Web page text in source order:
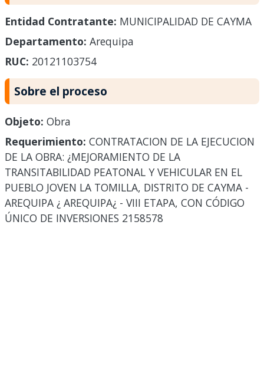
Entidad Contratante: MUNICIPALIDAD DE CAYMA
Departamento: Arequipa
RUC: 20121103754
Sobre el proceso
Objeto: Obra
Requerimiento: CONTRATACION DE LA EJECUCION
DE LA OBRA: ¿MEJORAMIENTO DE LA
TRANSITABILIDAD PEATONAL Y VEHICULAR EN EL
PUEBLO JOVEN LA TOMILLA, DISTRITO DE CAYMA -
AREQUIPA ¿ AREQUIPA¿ - VIII ETAPA, CON CÓDIGO
ÚNICO DE INVERSIONES 2158578